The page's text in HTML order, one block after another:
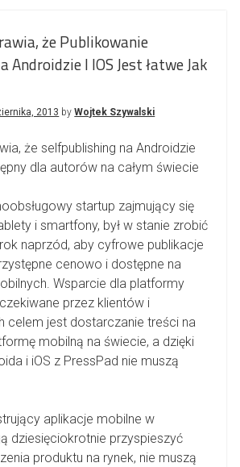
Strony
Od
Dla
Czasopism?
że Publikowanie
Androidzie I IOS Jest łatwe Jak
2013 byWojtek Szywalski
że selfpublishing na Androidzie
dla autorów na całym świecie
startup zajmujący się
i smartfony, był w stanie zrobić
naprzód, aby cyfrowe publikacje
cenowo i dostępne na
Wsparcie dla platformy
przez klientów i
celem jest dostarczanie treści na
mobilną na świecie, a dzięki
i iOS z PressPad nie muszą
aplikacje mobilne w
dziesięciokrotnie przyspieszyć
produktu na rynek, nie muszą